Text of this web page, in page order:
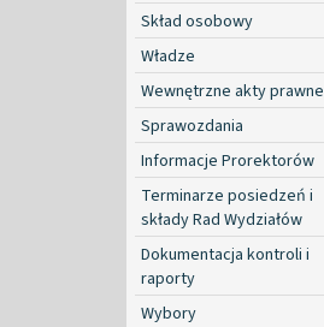
Skład osobowy
Władze
Wewnętrzne akty prawne
Sprawozdania
Informacje Prorektorów
Terminarze posiedzeń i
składy Rad Wydziałów
Dokumentacja kontroli i
raporty
Wybory